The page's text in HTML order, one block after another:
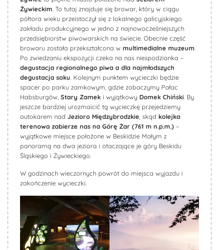
Żywieckim . To tutaj znajduje się browar, który w ciągu
półtora wieku przeistoczył się z lokalnego galicyjskiego
zakładu produkcyjnego w jedno z najnowocześniejszych
przedsiębiorstw piwowarskich na świecie. Obecnie część
browaru została przekształcona w multimedialne muzeum
Po zwiedzaniu ekspozycji czeka na nas niespodzianka –
degustacja regionalnego piwa a dla najmłodszych
degustacja soku . Kolejnym punktem wycieczki będzie
spacer po parku zamkowym, gdzie zobaczymy Pałac
Habsburgów, Stary Zamek i wyjątkowy Domek Chiński . By
jeszcze bardziej urozmaicić tą wycieczkę przejedziemy
autokarem nad Jezioro Międzybrodzkie , skąd kolejka
terenowa zabierze nas na Górę Żar (761 m n.p.m.) –
wyjątkowe miejsce położone w Beskidzie Małym z
panoramą na dwa jeziora i otaczające je góry Beskidu
Śląskiego i Żywieckiego.
W godzinach wieczornych powrót do miejsca wyjazdu i
zakończenie wycieczki.
Biuro Podróży KROCZEKBiuro Podróży KROCZEK